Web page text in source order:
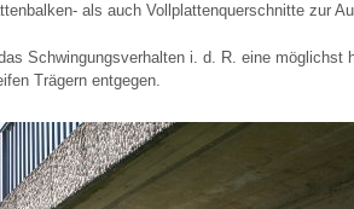
als auch Vollplattenquerschnitte zur
Schwingungsverhalten i. d. R. eine möglichst
Trägern entgegen.